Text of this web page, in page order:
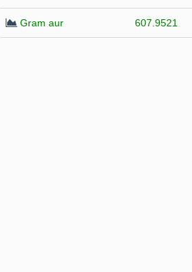
Gram aur 607.9521